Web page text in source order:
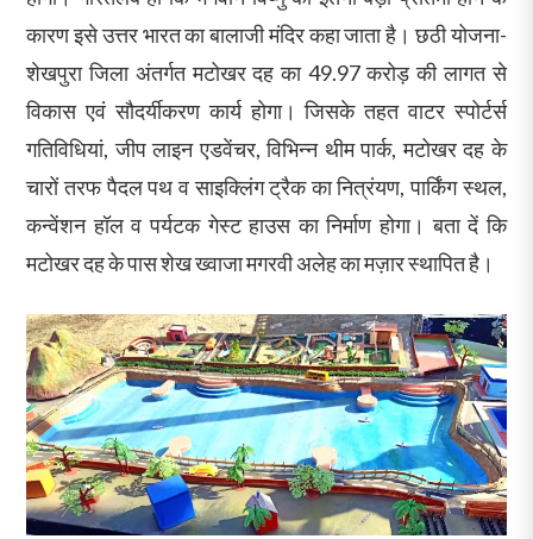
कारण इसे उत्तर भारत का बालाजी मंदिर कहा जाता है। छठी योजना-
शेखपुरा जिला अंतर्गत मटोखर दह का 49.97 करोड़ की लागत से
विकास एवं सौदर्यीकरण कार्य होगा। जिसके तहत वाटर स्पोर्टर्स
गतिविधियां, जीप लाइन एडवेंचर, विभिन्न थीम पार्क, मटोखर दह के
चारों तरफ पैदल पथ व साइक्लिंग ट्रैक का नित्रंयण, पार्किंग स्थल,
कन्वेंशन हॉल व पर्यटक गेस्ट हाउस का निर्माण होगा। बता दें कि
मटोखर दह के पास शेख ख्वाजा मगरवी अलेह का मज़ार स्थापित है।